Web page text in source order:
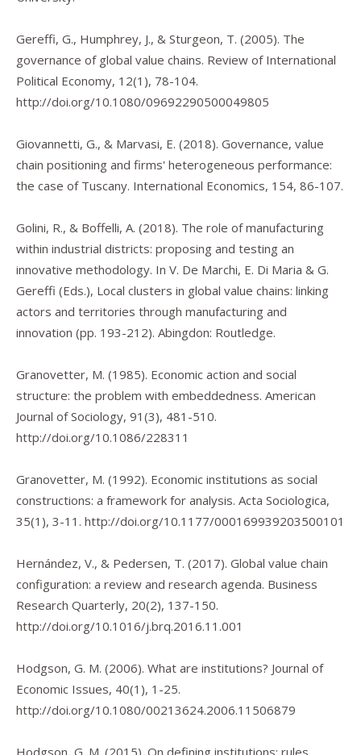
Gereffi, G., Humphrey, J., & Sturgeon, T. (2005). The
governance of global value chains. Review of International
Political Economy, 12(1), 78-104.
http://doi.org/10.1080/09692290500049805
Giovannetti, G., & Marvasi, E. (2018). Governance, value
chain positioning and firms' heterogeneous performance:
the case of Tuscany. International Economics, 154, 86-107.
Golini, R., & Boffelli, A. (2018). The role of manufacturing
within industrial districts: proposing and testing an
innovative methodology. In V. De Marchi, E. Di Maria & G.
Gereffi (Eds.), Local clusters in global value chains: linking
actors and territories through manufacturing and
innovation (pp. 193-212). Abingdon: Routledge.
Granovetter, M. (1985). Economic action and social
structure: the problem with embeddedness. American
Journal of Sociology, 91 (3), 481-510.
http://doi.org/10.1086/228311
Granovetter, M. (1992). Economic institutions as social
constructions: a framework for analysis. Acta Sociologica,
35(1), 3-11. http://doi.org/10.1177/000169939203500101
Hernández, V., & Pedersen, T. (2017). Global value chain
configuration: a review and research agenda. Business
Research Quarterly, 20(2), 137-150.
http://doi.org/10.1016/j.brq.2016.11.001
Hodgson, G. M. (2006). What are institutions? Journal of
Economic Issues, 40(1), 1-25.
http://doi.org/10.1080/00213624.2006.11506879
Hodgson, G. M. (2015). On defining institutions: rules